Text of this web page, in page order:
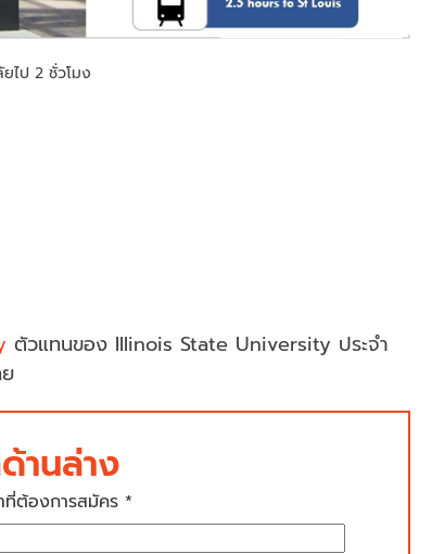
ไป 2 ชั่วโมง
ตัวแทนของ Illinois State University ประจำ
านล่าง
ที่ต้องการสมัคร *